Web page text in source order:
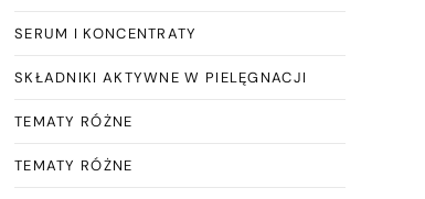
SERUM I KONCENTRATY
SKŁADNIKI AKTYWNE W PIELĘGNACJI
TEMATY RÓŻNE
TEMATY RÓŻNE